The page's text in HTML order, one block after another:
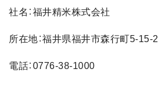
社名：福井精米株式会社
所在地：福井県福井市森行町5-15-2
電話：0776-38-1000